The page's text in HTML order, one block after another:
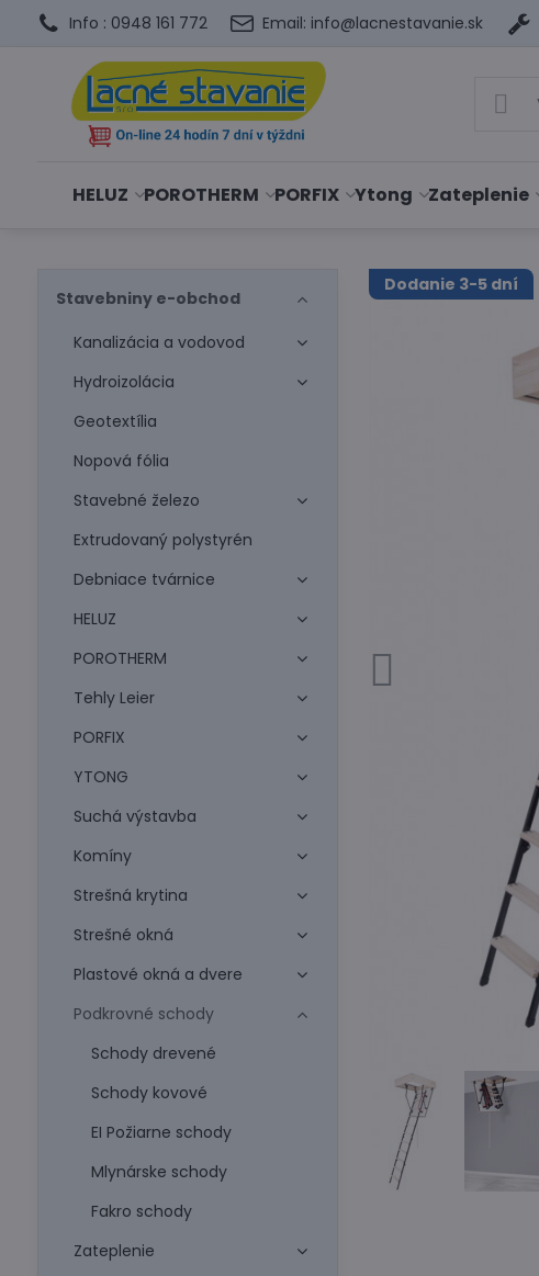
Info : 0948 161 772 Email: info@lacnestavanie.sk
HELUZ POROTHERM PORFIX Ytong Zateplenie
Dodanie 3-5 dní
Stavebniny e-obchod
Kanalizácia a vodovod
Hydroizolácia
Geotextília
Nopová fólia
Stavebné železo
Extrudovaný polystyrén
Debniace tvárnice
HELUZ
POROTHERM
Tehly Leier
PORFIX
YTONG
Suchá výstavba
Komíny
Strešná krytina
Strešné okná
Plastové okná a dvere
Podkrovné schody
Schody drevené
Schody kovové
EI Požiarne schody
Mlynárske schody
Fakro schody
Zateplenie